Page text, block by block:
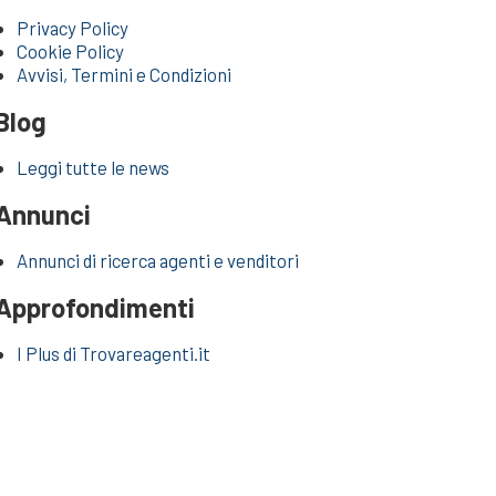
Privacy Policy
Cookie Policy
Avvisi, Termini e Condizioni
Leggi tutte le news
Annunci di ricerca agenti e venditori
I Plus di Trovareagenti.it